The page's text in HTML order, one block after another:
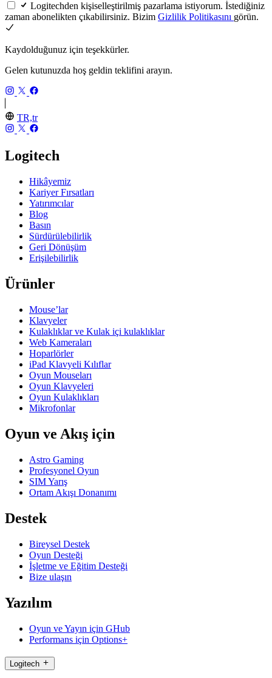
Logitechden kişiselleştirilmiş pazarlama istiyorum. İstediğiniz
zaman abonelikten çıkabilirsiniz. Bizim Gizlilik Politikasını görün.
Kaydolduğunuz için teşekkürler.
Gelen kutunuzda hoş geldin teklifini arayın.
TR,tr
Logitech
Hikâyemiz
Kariyer Fırsatları
Yatırımcılar
Blog
Basın
Sürdürülebilirlik
Geri Dönüşüm
Erişilebilirlik
Ürünler
Mouse’lar
Klavyeler
Kulaklıklar ve Kulak içi kulaklıklar
Web Kameraları
Hoparlörler
iPad Klavyeli Kılıflar
Oyun Mouseları
Oyun Klavyeleri
Oyun Kulaklıkları
Mikrofonlar
Oyun ve Akış için
Astro Gaming
Profesyonel Oyun
SIM Yarış
Ortam Akışı Donanımı
Destek
Bireysel Destek
Oyun Desteği
İşletme ve Eğitim Desteği
Bize ulaşın
Yazılım
Oyun ve Yayın için GHub
Performans için Options+
Logitech